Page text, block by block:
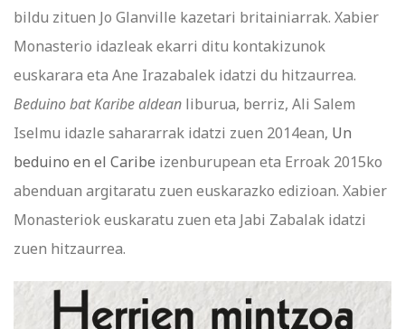
bildu zituen Jo Glanville kazetari britainiarrak. Xabier
Monasterio idazleak ekarri ditu kontakizunok
euskarara eta Ane Irazabalek idatzi du hitzaurrea.
Beduino bat Karibe aldean liburua, berriz, Ali Salem
Iselmu idazle sahararrak idatzi zuen 2014ean, Un
beduino en el Caribe izenburupean eta Erroak 2015ko
abenduan argitaratu zuen euskarazko edizioan. Xabier
Monasteriok euskaratu zuen eta Jabi Zabalak idatzi
zuen hitzaurrea.